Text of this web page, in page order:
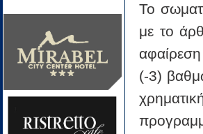
Το
με το
(-3)